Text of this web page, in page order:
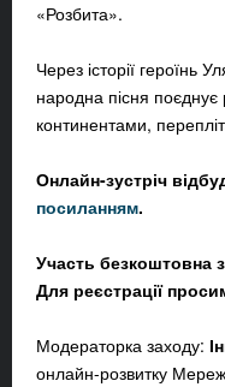
«Розбита».
Через історії героїнь
народна пісня поєднує
континентами,
Онлайн-зустріч
посиланням.
Участь безкоштовна
Для реєстрації
Модераторка заходу:
онлайн-розвитку